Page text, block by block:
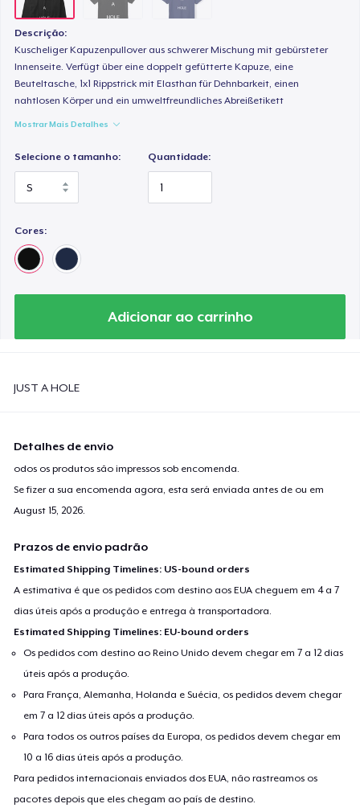
Descrição:
Kuscheliger Kapuzenpullover aus schwerer Mischung mit gebürsteter
Innenseite. Verfügt über eine doppelt gefütterte Kapuze, eine
Beuteltasche, 1x1 Rippstrick mit Elasthan für Dehnbarkeit, einen
nahtlosen Körper und ein umweltfreundliches Abreißetikett
Mostrar Mais Detalhes
Selecione o tamanho: Quantidade:
Cores:
Adicionar ao carrinho
JUST A HOLE
Detalhes de envio
odos os produtos são impressos sob encomenda.
Se fizer a sua encomenda agora, esta será enviada antes de ou em
August 15, 2026.
Prazos de envio padrão
Estimated Shipping Timelines: US-bound orders
A estimativa é que os pedidos com destino aos EUA cheguem em 4 a 7
dias úteis após a produção e entrega à transportadora.
Estimated Shipping Timelines: EU-bound orders
Os pedidos com destino ao Reino Unido devem chegar em 7 a 12 dias
úteis após a produção.
Para França, Alemanha, Holanda e Suécia, os pedidos devem chegar
em 7 a 12 dias úteis após a produção.
Para todos os outros países da Europa, os pedidos devem chegar em
10 a 16 dias úteis após a produção.
Para pedidos internacionais enviados dos EUA, não rastreamos os
pacotes depois que eles chegam ao país de destino.